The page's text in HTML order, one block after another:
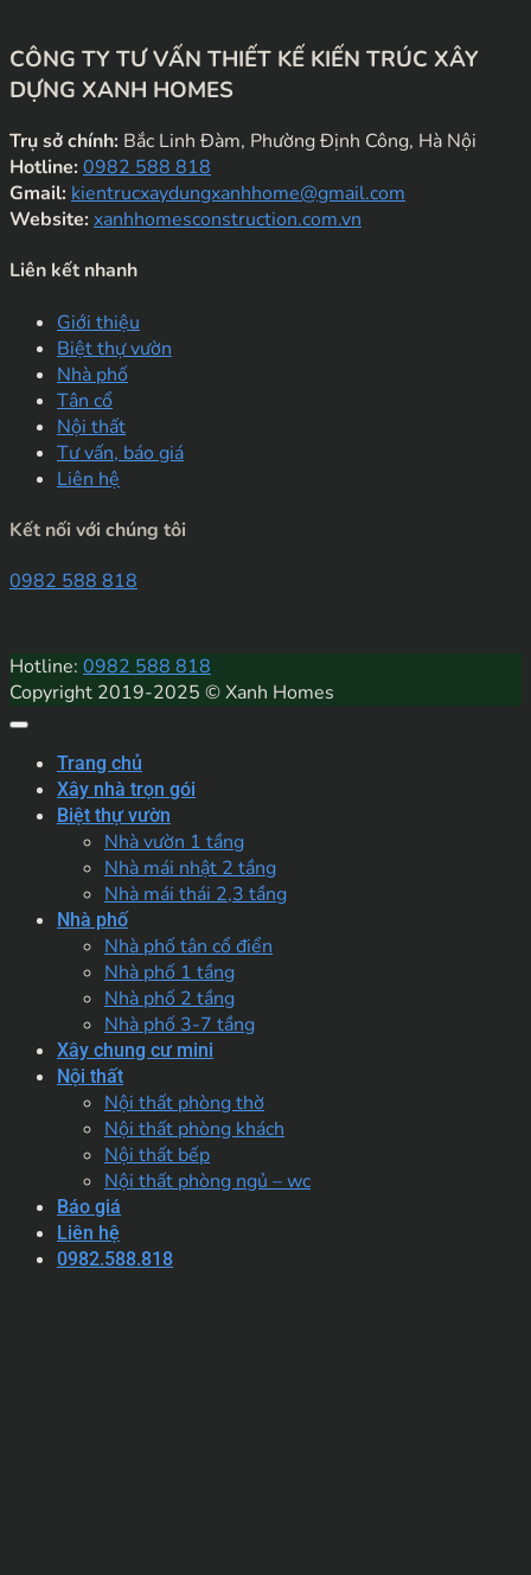
CÔNG TY TƯ VẤN THIẾT KẾ KIẾN TRÚC XÂY
DỰNG XANH HOMES
Trụ sở chính: Bắc Linh Đàm, Phường Định Công, Hà Nội
Hotline:0982 588 818
Gmail: kientrucxaydungxanhhome@gmail.com
Website:xanhhomesconstruction.com.vn
Liên kết nhanh
Giới thiệu
Biệt thự vườn
Nhà phố
Tân cổ
Nội thất
Tư vấn, báo giá
Liên hệ
Kết nối với chúng tôi
0982 588 818
Hotline: 0982 588 818
Copyright 2019-2025 © Xanh Homes
Trang chủ
Xây nhà trọn gói
Biệt thự vườn
Nhà vườn 1 tầng
Nhà mái nhật 2 tầng
Nhà mái thái 2,3 tầng
Nhà phố
Nhà phố tân cổ điển
Nhà phố 1 tầng
Nhà phố 2 tầng
Nhà phố 3-7 tầng
Xây chung cư mini
Nội thất
Nội thất phòng thờ
Nội thất phòng khách
Nội thất bếp
Nội thất phòng ngủ – wc
Báo giá
Liên hệ
0982.588.818